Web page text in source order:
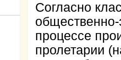
Согласно
процессе
пролетарии